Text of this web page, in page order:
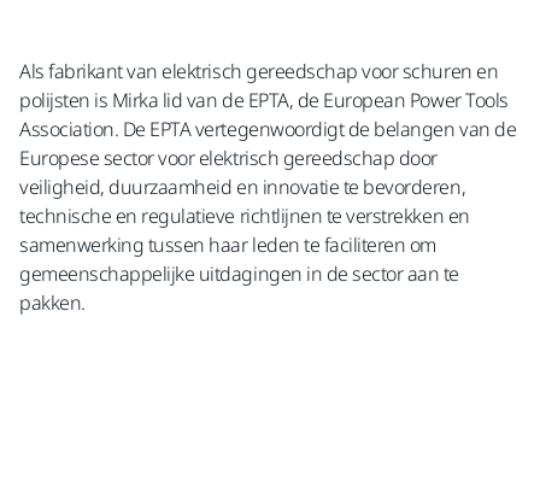
Als fabrikant van elektrisch gereedschap voor schuren en
polijsten is Mirka lid van de EPTA, de European Power Tools
Association. De EPTA vertegenwoordigt de belangen van de
Europese sector voor elektrisch gereedschap door
veiligheid, duurzaamheid en innovatie te bevorderen,
technische en regulatieve richtlijnen te verstrekken en
samenwerking tussen haar leden te faciliteren om
gemeenschappelijke uitdagingen in de sector aan te
pakken.